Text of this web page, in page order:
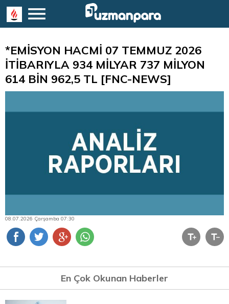
*EMİSYON HACMİ 07 TEMMUZ 2026
İTİBARIYLA 934 MİLYAR 737 MİLYON
614 BİN 962,5 TL [FNC-NEWS]
08.07.2026 Çarşamba 07:30
En Çok Okunan Haberler